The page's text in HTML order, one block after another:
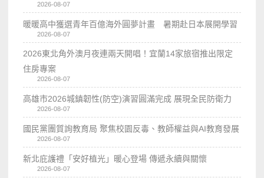
2026-08-07
暖暖高中獲選青年百億海外圓夢計畫 暑期赴日本展開學習
2026-08-07
2026東北角外澳月夜連兩天開唱！宜蘭14家旅宿推出限定
住房專案
2026-08-07
高雄市2026城鎮韌性(防空)演習圓滿完成 展現全民防衛力
2026-08-07
國民黨團質詢教育局 聚焦校園反毒、教師權益與AI教育發展
2026-08-07
新北庇護禮「安好植光」暖心登場 傳遞永續與關懷
2026-08-07